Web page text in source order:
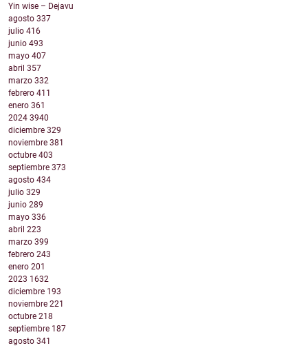
Yin wise – Dejavu
agosto 337
julio 416
junio 493
mayo 407
abril 357
marzo 332
febrero 411
enero 361
2024 3940
diciembre 329
noviembre 381
octubre 403
septiembre 373
agosto 434
julio 329
junio 289
mayo 336
abril 223
marzo 399
febrero 243
enero 201
2023 1632
diciembre 193
noviembre 221
octubre 218
septiembre 187
agosto 341